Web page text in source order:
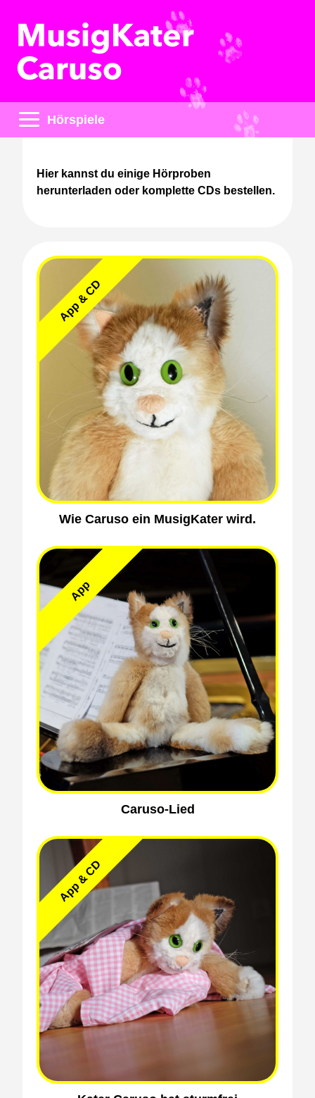
Hörspiele
Hier kannst du einige Hörproben
herunterladen oder komplette CDs bestellen.
App & CD
Wie Caruso ein MusigKater wird.
App
Caruso-Lied
App & CD